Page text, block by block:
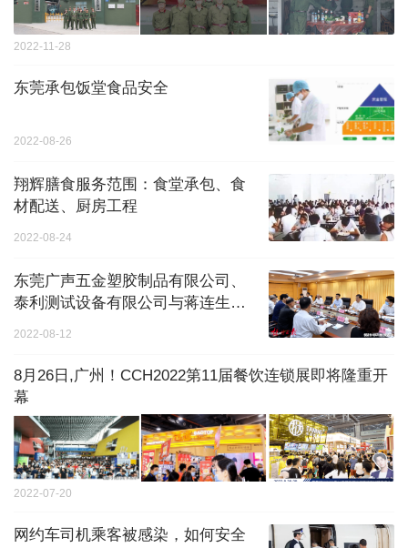
2022-11-28
东莞承包饭堂食品安全
2022-08-26
翔辉膳食服务范围：食堂承包、食
材配送、厨房工程
2022-08-24
东莞广声五金塑胶制品有限公司、
泰利测试设备有限公司与蒋连生等
2022-08-12
8月26日,广州！CCH2022第11届餐饮连锁展即将隆重开
幕
2022-07-20
网约车司机乘客被感染，如何安全